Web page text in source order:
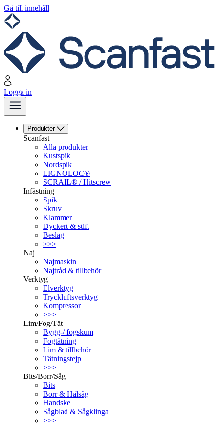
Gå till innehåll
Logga in
Produkter
Scanfast
Alla produkter
Kustspik
Nordspik
LIGNOLOC®
SCRAIL® / Hitscrew
Infästning
Spik
Skruv
Klammer
Dyckert & stift
Beslag
>>>
Naj
Najmaskin
Najtråd & tillbehör
Verktyg
Elverktyg
Tryckluftsverktyg
Kompressor
>>>
Lim/Fog/Tät
Bygg-/ fogskum
Fogtätning
Lim & tillbehör
Tätningstejp
>>>
Bits/Borr/Såg
Bits
Borr & Hålsåg
Handske
Sågblad & Sågklinga
>>>